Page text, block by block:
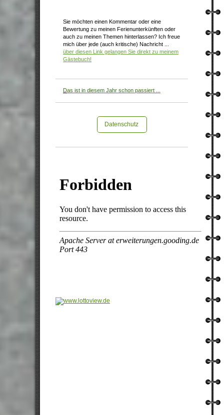
Sie möchten einen Kommentar oder eine
Bewertung zu meinen Ferienunterkünften oder
auch zu meinen Themen hinterlassen? Ich freue
mich über jede (auch kritische) Nachricht ...
über diesen Link gelangen Sie direkt zu meinem
Gästebuch!
Das ist in diesem Jahr schon passiert ...
Datenschutz